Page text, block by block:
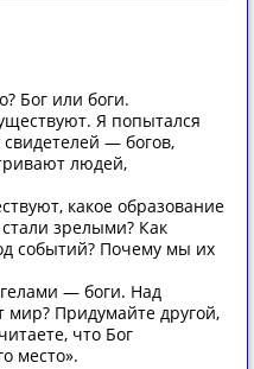
Бог или боги.
Я попытался
— богов,
людей,
какое образование
зрелыми? Как
событий? Почему мы их
— боги. Над
мир? Придумайте другой,
что Бог
место».